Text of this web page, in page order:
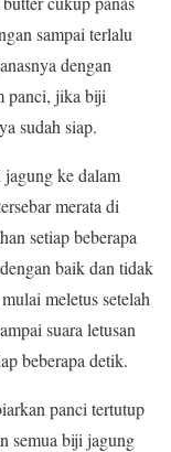
sampai terlalu
dengan
panci, jika biji
sudah siap.
jagung ke dalam
merata di
setiap beberapa
baik dan tidak
meletus setelah
suara letusan
beberapa detik.
panci tertutup
semua biji jagung